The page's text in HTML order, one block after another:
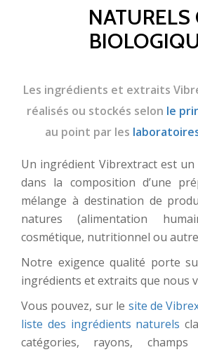
NATURELS
Les ingrédients et extraits
réalisés ou stockés selon le
au point par les
Un ingrédient Vibrextract est
dans la composition d’une
mélange à destination de
natures (alimentation
cosmétique, nutritionnel ou
Notre exigence qualité porte
ingrédients et extraits que nous
Vous pouvez, sur le site de
liste des ingrédients naturels
catégories, rayons, champs